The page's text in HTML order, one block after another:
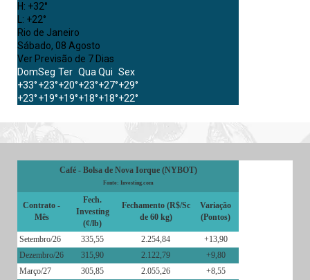
H: +32°
L: +22°
Rio de Janeiro
Sábado, 08 Agosto
Ver Previsão de 7 Dias
DomSeg Ter QuaQui Sex
+33°+23°+20°+23°+27°+29°
+23°+19°+19°+18°+18°+22°
Café - Bolsa de Nova Iorque (NYBOT)
Fonte: Investing.com
Contrato -
Mês
Fech.
Investing
(¢/lb)
Fechamento (R$/Sc
de 60 kg)
Variação
(Pontos)
Setembro/26 335,55 2.254,84
+13,90
Dezembro/26
315,90 2.122,79
+9,80
Março/27
305,85 2.055,26
+8,55